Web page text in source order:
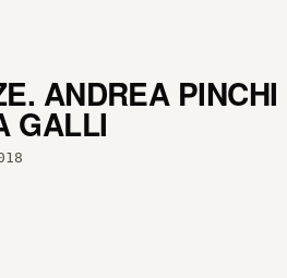
ANDREA PINCHI
GALLI